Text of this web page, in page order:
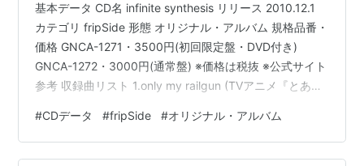
基本データ CD名 infinite synthesis リリース 2010.12.1
カテゴリ fripSide 形態 オリジナル・アルバム 規格品番・
価格 GNCA-1271・3500円(初回限定盤・DVD付き)
GNCA-1272・3000円(通常盤) ※価格は税抜 ※公式サイト
参考 収録曲リスト 1.only my railgun (TVアニメ『とある
ニメ『とある科学の超電磁砲』後期OP) 3.everlasting
(OVA『ああっ女神さまっ』OP) 4.late in autumn
#CDデータ #fripSide #オリジナル・アルバム